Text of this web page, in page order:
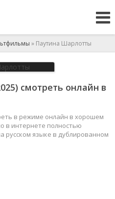
» Паутина Шарлотты
смотреть онлайн в
в режиме онлайн в хорошем
в интернете полностью
русском языке в дублированном